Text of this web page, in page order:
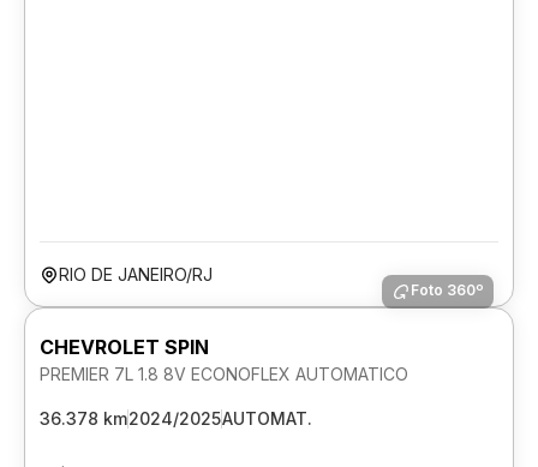
RIO DE JANEIRO/RJ
Foto 360º
CHEVROLET SPIN
PREMIER 7L 1.8 8V ECONOFLEX AUTOMATICO
36.378 km2024/2025AUTOMAT.